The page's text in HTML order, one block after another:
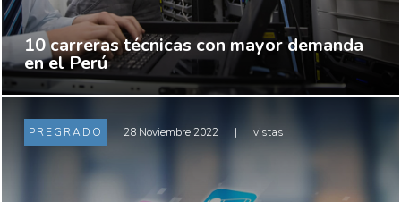
10 carreras técnicas con mayor demanda
en el Perú
PREGRADO 28 Noviembre 2022 | vistas